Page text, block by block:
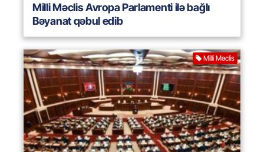
Milli Məclis Avropa Parlamenti ilə bağlı
Bəyanat qəbul edib
Milli Məclis